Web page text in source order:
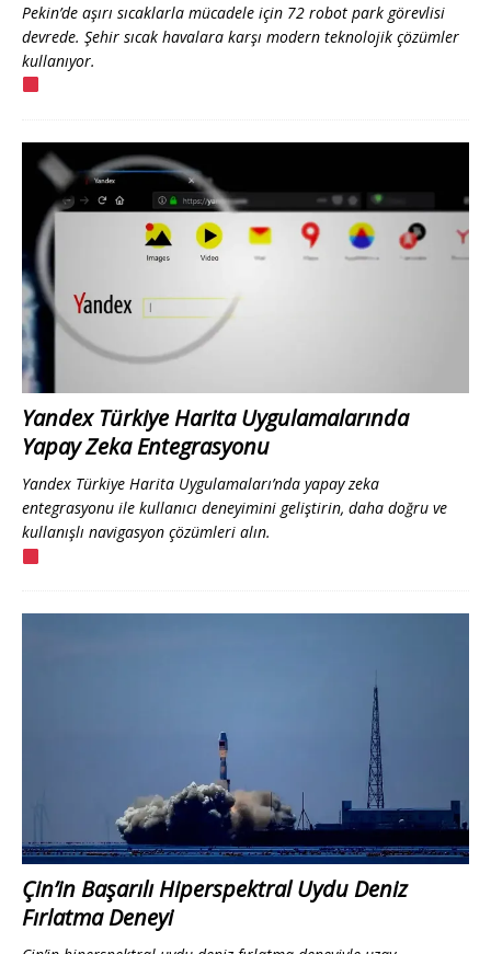
Pekin’de aşırı sıcaklarla mücadele için 72 robot park görevlisi
devrede. Şehir sıcak havalara karşı modern teknolojik çözümler
kullanıyor.
Yandex Türkiye Harita Uygulamalarında
Yapay Zeka Entegrasyonu
Yandex Türkiye Harita Uygulamaları’nda yapay zeka
entegrasyonu ile kullanıcı deneyimini geliştirin, daha doğru ve
kullanışlı navigasyon çözümleri alın.
Çin’in Başarılı Hiperspektral Uydu Deniz
Fırlatma Deneyi